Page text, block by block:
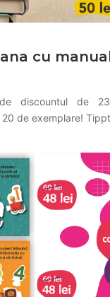
cu
discountul de
de exemplare!